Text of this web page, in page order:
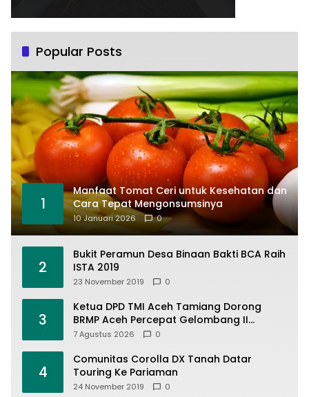
Popular Posts
1
Manfaat Tomat Ceri untuk Kesehatan dan
Cara Tepat Mengonsumsinya
10 Januari 2026 0
2
Bukit Peramun Desa Binaan Bakti BCA Raih
ISTA 2019
23 November 2019 0
3
Ketua DPD TMI Aceh Tamiang Dorong
BRMP Aceh Percepat Gelombang II
Eksekusi Program Pascabencana untuk
7 Agustus 2026 0
4
Comunitas Corolla DX Tanah Datar
Touring Ke Pariaman
24 November 2019 0